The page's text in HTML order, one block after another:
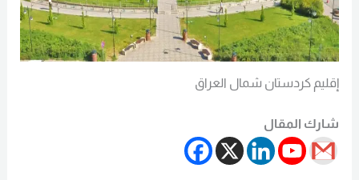
إقليم كردستان شمال العراق
شارك المقال